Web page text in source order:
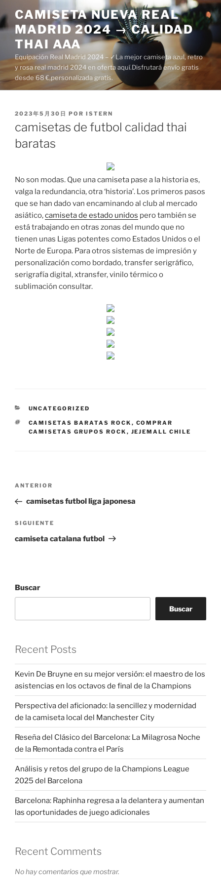
al
contenido
CAMISETA NUEVA REAL
MADRID 2024 → CALIDAD
THAI AAA
Equipación Real Madrid 2024 – ✓La mejor camiseta azul, retro
y rosa real madrid 2024 en oferta aquí.Disfrutará envío gratis
desde 68 €,personalizada gratis.
PUBLICADO
2023年5月30日 POR ISTERN
camisetas de futbol calidad thai
baratas
No son modas. Que una camiseta pase a la historia es,
valga la redundancia, otra ‘historia’. Los primeros pasos
que se han dado van encaminando al club al mercado
asiático,camiseta de estado unidos pero también se
está trabajando en otras zonas del mundo que no
tienen unas Ligas potentes como Estados Unidos o el
Norte de Europa. Para otros sistemas de impresión y
personalización como bordado, transfer serigráfico,
serigrafía digital, xtransfer, vinilo térmico o
sublimación consultar.
CATEGORÍAS
UNCATEGORIZED
ETIQUETAS
CAMISETAS BARATAS ROCK , COMPRAR
CAMISETAS GRUPOS ROCK , JEJEMALL CHILE
Navegación
entradas
Entrada
anterior:
ANTERIOR
camisetas futbol liga japonesa
Siguiente
entrada
SIGUIENTE
camiseta catalana futbol
Buscar
Buscar
Recent Posts
Kevin De Bruyne en su mejor versión: el maestro de los
asistencias en los octavos de final de la Champions
Perspectiva del aficionado: la sencillez y modernidad
de la camiseta local del Manchester City
Reseña del Clásico del Barcelona: La Milagrosa Noche
de la Remontada contra el París
Análisis y retos del grupo de la Champions League
2025 del Barcelona
Barcelona: Raphinha regresa a la delantera y aumentan
las oportunidades de juego adicionales
Recent Comments
No hay comentarios que mostrar.